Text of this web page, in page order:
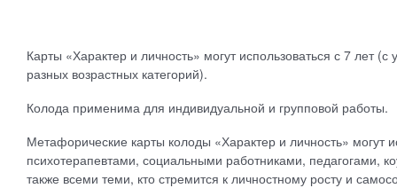
Карты «Характер и личность» могут использоваться с 7 лет
разных возрастных категорий).
Колода применима для индивидуальной и групповой работы.
Метафорические карты колоды «Характер и личность» могут
психотерапевтами, социальными работниками, педагогами,
также всеми теми, кто стремится к личностному росту и